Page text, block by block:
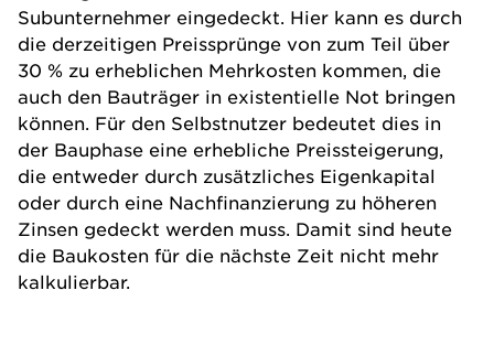
Subunternehmer eingedeckt. Hier kann es durch
die derzeitigen Preissprünge von zum Teil über
30 % zu erheblichen Mehrkosten kommen, die
auch den Bauträger in existentielle Not bringen
können. Für den Selbstnutzer bedeutet dies in
der Bauphase eine erhebliche Preissteigerung,
die entweder durch zusätzliches Eigenkapital
oder durch eine Nachfinanzierung zu höheren
Zinsen gedeckt werden muss. Damit sind heute
die Baukosten für die nächste Zeit nicht mehr
kalkulierbar.